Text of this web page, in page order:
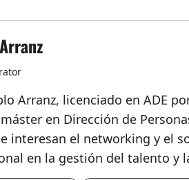
Arranz, licenciado en ADE
en Dirección de
interesan el networking y el
en la gestión del talento y